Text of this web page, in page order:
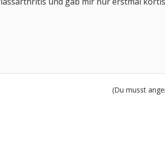
(Du musst